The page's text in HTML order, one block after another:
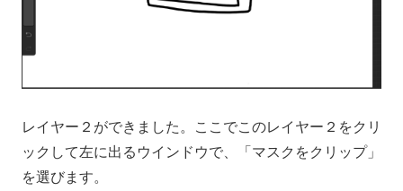
レイヤー２ができました。ここでこのレイヤー２をクリ
ックして左に出るウインドウで、「マスクをクリップ」
を選びます。